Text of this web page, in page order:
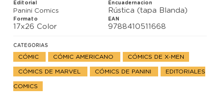
Editorial
Panini Comics
Encuadernacion
Rústica (tapa Blanda)
Formato
17x26 Color
EAN
9788410511668
CATEGORIAS
CÓMIC CÓMIC AMERICANO CÓMICS DE X-MEN
CÓMICS DE MARVEL CÓMICS DE PANINI EDITORIALES
COMICS